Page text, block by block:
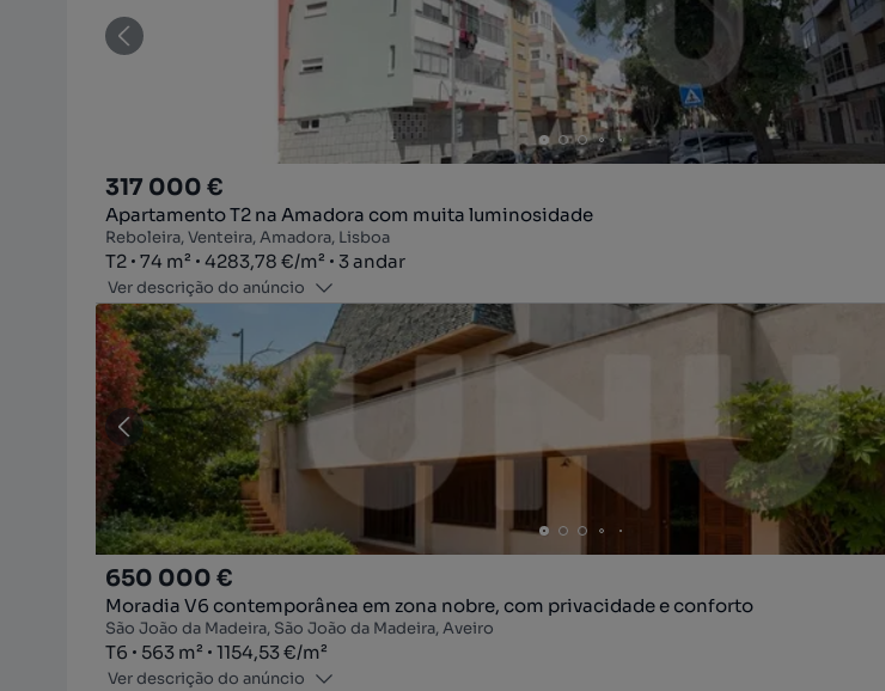
317 000 €
Apartamento T2 na Amadora com muita luminosidade
Reboleira, Venteira, Amadora, Lisboa
Tipologia
T2
Zona74 m²
Preço por metro quadrado
4283,78 €/m²
Andar 3 andar
Ver descrição do anúncio
650 000 €
Moradia V6 contemporânea em zona nobre, com privacidade e conforto
São João da Madeira, São João da Madeira, Aveiro
Tipologia
T6
Zona563 m²
Preço por metro quadrado
1154,53 €/m²
Ver descrição do anúncio